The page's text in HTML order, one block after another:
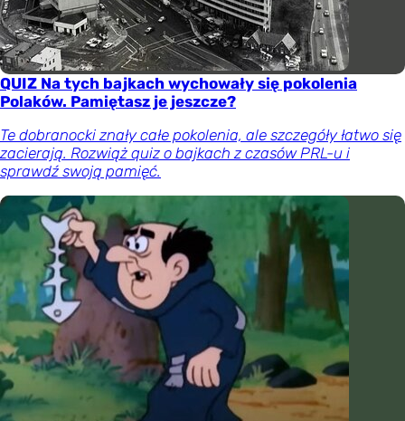
QUIZ Na tych bajkach wychowały się pokolenia
Polaków. Pamiętasz je jeszcze?
Te dobranocki znały całe pokolenia, ale szczegóły łatwo się
zacierają. Rozwiąż quiz o bajkach z czasów PRL-u i
sprawdź swoją pamięć.